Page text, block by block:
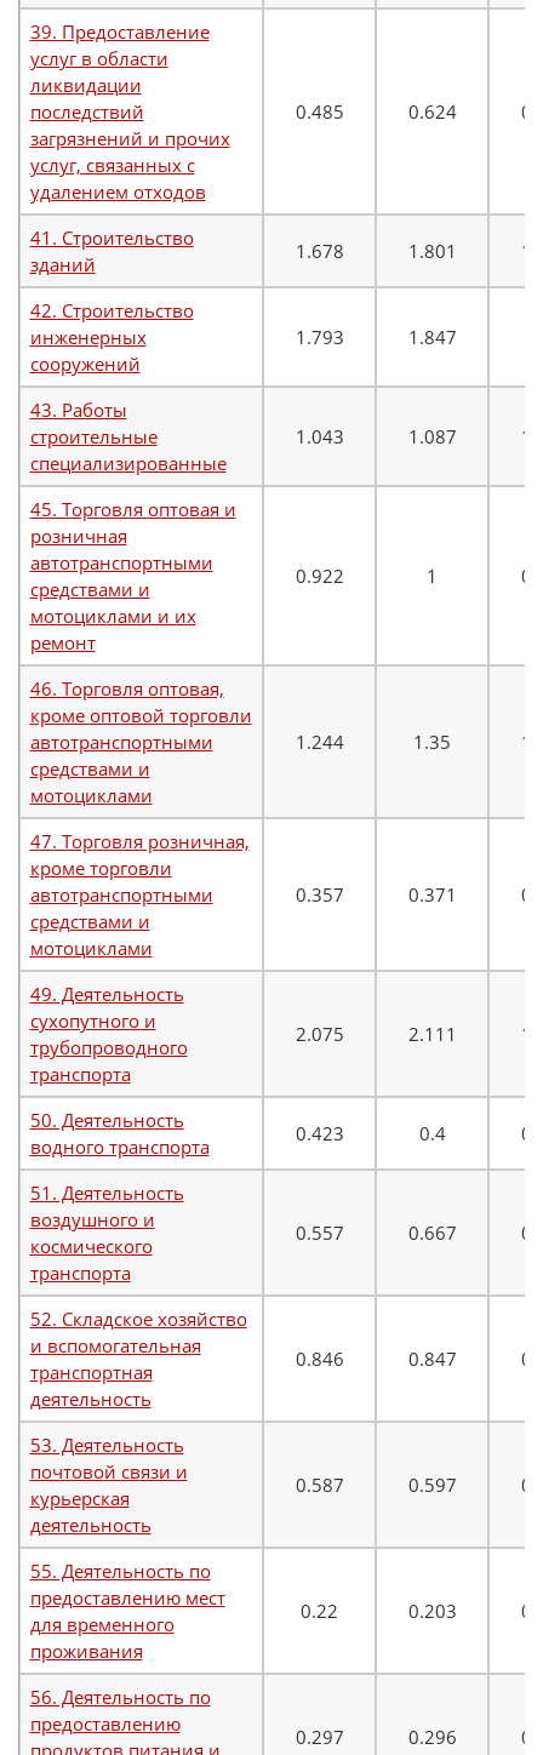
39. Предоставление
услуг в области
ликвидации
последствий
загрязнений и прочих
услуг, связанных с
удалением отходов
0.485 0.624
41. Строительство
зданий
1.678 1.801
42. Строительство
инженерных
сооружений
1.793 1.847
43. Работы
строительные
специализированные
1.043 1.087
45. Торговля оптовая и
розничная
автотранспортными
средствами и
мотоциклами и их
ремонт
0.922 1
46. Торговля оптовая,
кроме оптовой торговли
автотранспортными
средствами и
мотоциклами
1.244 1.35
47. Торговля розничная,
кроме торговли
автотранспортными
средствами и
мотоциклами
0.357 0.371
49. Деятельность
сухопутного и
трубопроводного
транспорта
2.075 2.111
50. Деятельность
водного транспорта
0.423 0.4
51. Деятельность
воздушного и
космического
транспорта
0.557 0.667
52. Складское хозяйство
и вспомогательная
транспортная
деятельность
0.846 0.847
53. Деятельность
почтовой связи и
курьерская
деятельность
0.587 0.597
55. Деятельность по
предоставлению мест
для временного
проживания
0.22 0.203
56. Деятельность по
предоставлению
0.297 0.296